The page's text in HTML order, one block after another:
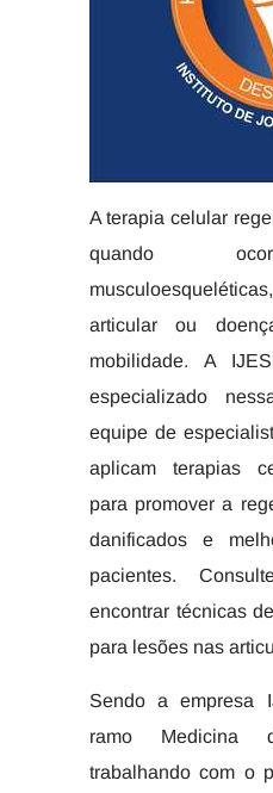
A terapia celular
quando
articular ou
mobilidade. A
especializado
equipe de
aplicam terapias
para promover a
danificados e
pacientes.
encontrar técnicas
para lesões nas
Sendo a empresa
ramo Medicina
trabalhando com o